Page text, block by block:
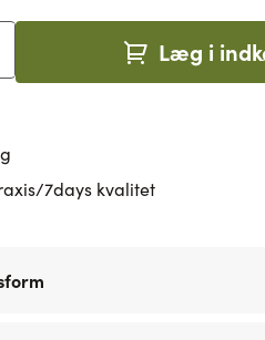
Læg i
7days kvalitet